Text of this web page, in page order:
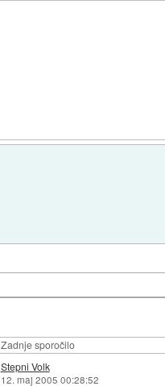
Zadnje sporočilo
Stepni Volk
12. maj 2005 00:28:52